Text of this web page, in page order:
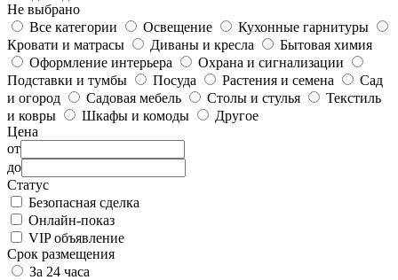
Не выбрано
Все категории
Освещение
Кухонные гарнитуры
Кровати и матрасы
Диваны и кресла
Бытовая химия
Оформление интерьера
Охрана и сигнализации
Подставки и тумбы
Посуда Растения и семена
Сад
и огород
Садовая мебель Столы и стулья
Текстиль
и ковры
Шкафы и комоды
Другое
Цена
от
до
Статус
Безопасная сделка
Онлайн-показ
VIP объявление
Срок размещения
За 24 часа